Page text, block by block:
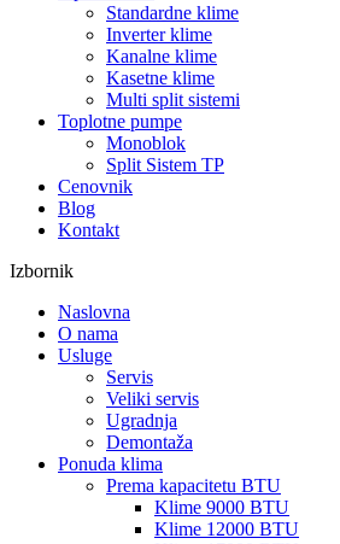
Standardne klime
Inverter klime
Kanalne klime
Kasetne klime
Multi split sistemi
Toplotne pumpe
Monoblok
Split Sistem TP
Cenovnik
Blog
Kontakt
Izbornik
Naslovna
O nama
Usluge
Servis
Veliki servis
Ugradnja
Demontaža
Ponuda klima
Prema kapacitetu BTU
Klime 9000 BTU
Klime 12000 BTU